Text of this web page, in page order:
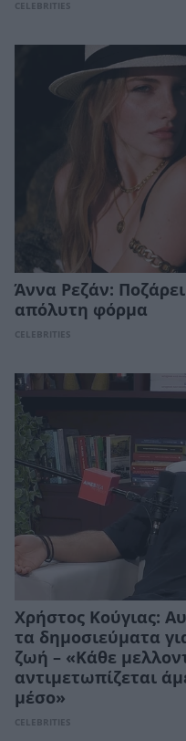
CELEBRITIES
Άννα Ρεζάν:
απόλυτη φόρμα
CELEBRITIES
Χρήστος Κούγιας:
τα δημοσιεύματα
ζωή – «Κάθε
αντιμετωπίζεται
μέσο»
CELEBRITIES